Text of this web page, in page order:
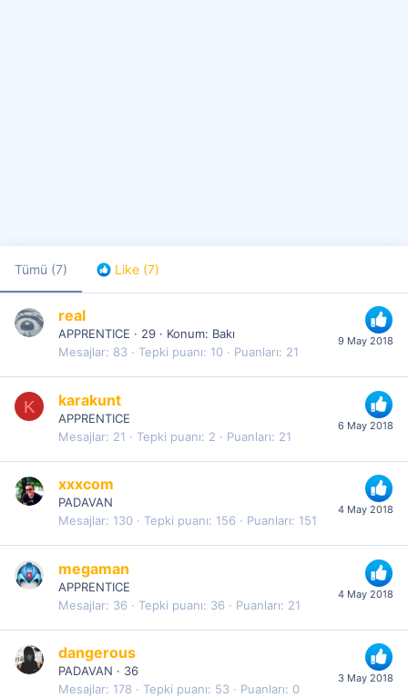
Tümü (7) Like (7)
9 May 2018
real
APPRENTICE · 29 · Konum: Bakı
Mesajlar 83 Tepki puanı 10 Puanları 21
K
6 May 2018
karakunt
APPRENTICE
Mesajlar 21 Tepki puanı 2 Puanları 21
4 May 2018
xxxcom
PADAVAN
Mesajlar 130 Tepki puanı 156 Puanları 151
4 May 2018
megaman
APPRENTICE
Mesajlar 36 Tepki puanı 36 Puanları 21
3 May 2018
dangerous
PADAVAN · 36
Mesajlar 178 Tepki puanı 53 Puanları 0